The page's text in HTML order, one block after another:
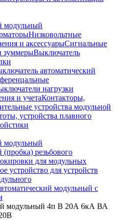
модульный
Низковольтные
и аксессуарыСигнальные
зуммерыВыключатель
автоматический
нагрузки
и учетаКонтакторы,
устройства модульной
устройства плавного
модульный
резьбового
для модульных
устройство для устройств
модульный с
модульный 4п B 20А 6кА ВА